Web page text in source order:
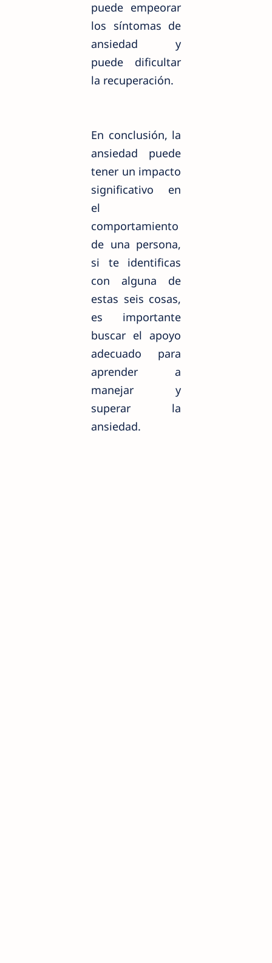
puede empeorar
los síntomas de
ansiedad y
puede dificultar
la recuperación.
En conclusión, la
ansiedad puede
tener un impacto
significativo en
el
comportamiento
de una persona,
si te identificas
con alguna de
estas seis cosas,
es importante
buscar el apoyo
adecuado para
aprender a
manejar y
superar la
ansiedad.